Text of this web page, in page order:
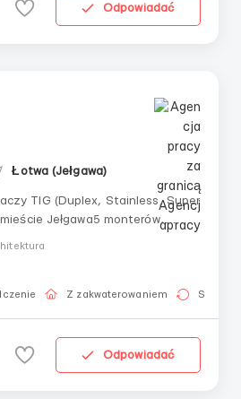
Odpowiadać
Łotwa (Jełgawa)
TIG (Duplex, Stainless, Super
Jełgawa5 monterów,
Zakwaterowanie, dojazd i
pracodawcy. ...
Z zakwaterowaniem Stała
Odpowiadać